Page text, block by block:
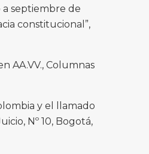
septiembre de
constitucional”,
AA.VV., Columnas
y el llamado
Nº 10, Bogotá,